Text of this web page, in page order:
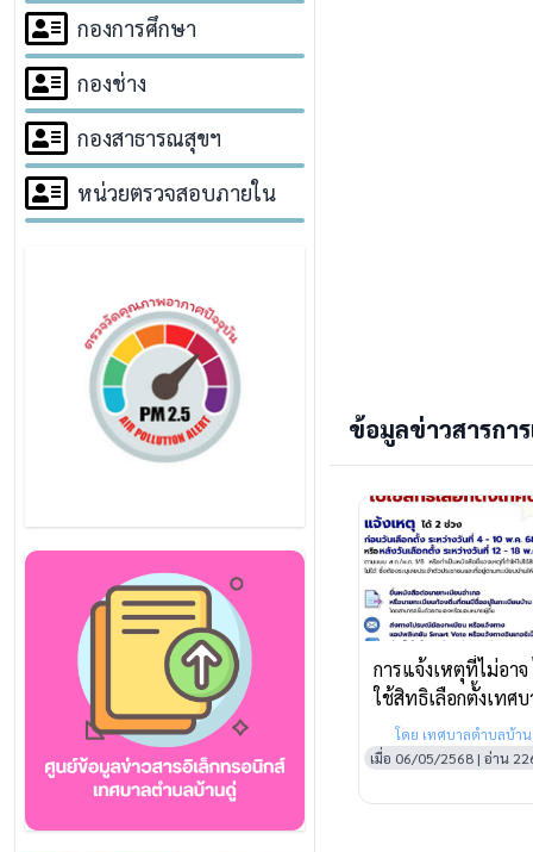
กองการศึกษา
กองช่าง
กองสาธารณสุขฯ
หน่วยตรวจสอบภายใน
ข้อมูลข่าวสารกา
การแจ้งเหตุที่ไม่อา
ใช้สิทธิเลือกตั้งเทศ
แจ้งเหตุ ได้ 2 ช่วง
วันเลือกตั้ง ระหว่าง
เลือกตั้ง ระหว่างที่
โดย เทศบาลตำบลบ้า
เมื่อ 06/05/2568 | อ่าน